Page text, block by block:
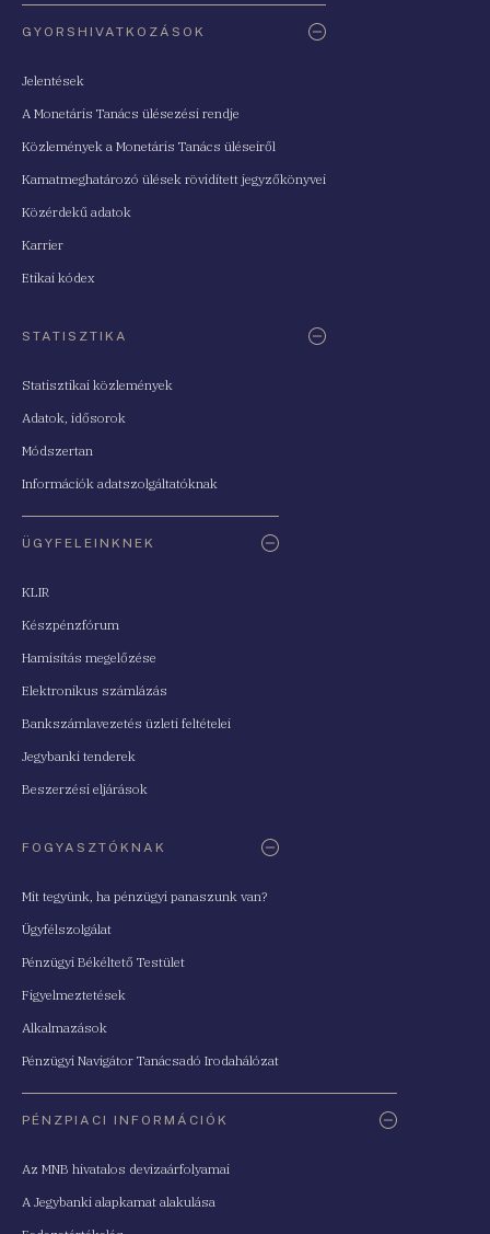
GYORSHIVATKOZÁSOK
Jelentések
A Monetáris Tanács ülésezési rendje
Közlemények a Monetáris Tanács üléseiről
Kamatmeghatározó ülések rövidített jegyzőkönyvei
Közérdekű adatok
Karrier
Etikai kódex
STATISZTIKA
Statisztikai közlemények
Adatok, idősorok
Módszertan
Információk adatszolgáltatóknak
ÜGYFELEINKNEK
KLIR
Készpénzfórum
Hamisítás megelőzése
Elektronikus számlázás
Bankszámlavezetés üzleti feltételei
Jegybanki tenderek
Beszerzési eljárások
FOGYASZTÓKNAK
Mit tegyünk, ha pénzügyi panaszunk van?
Ügyfélszolgálat
Pénzügyi Békéltető Testület
Figyelmeztetések
Alkalmazások
Pénzügyi Navigátor Tanácsadó Irodahálózat
PÉNZPIACI INFORMÁCIÓK
Az MNB hivatalos devizaárfolyamai
A Jegybanki alapkamat alakulása